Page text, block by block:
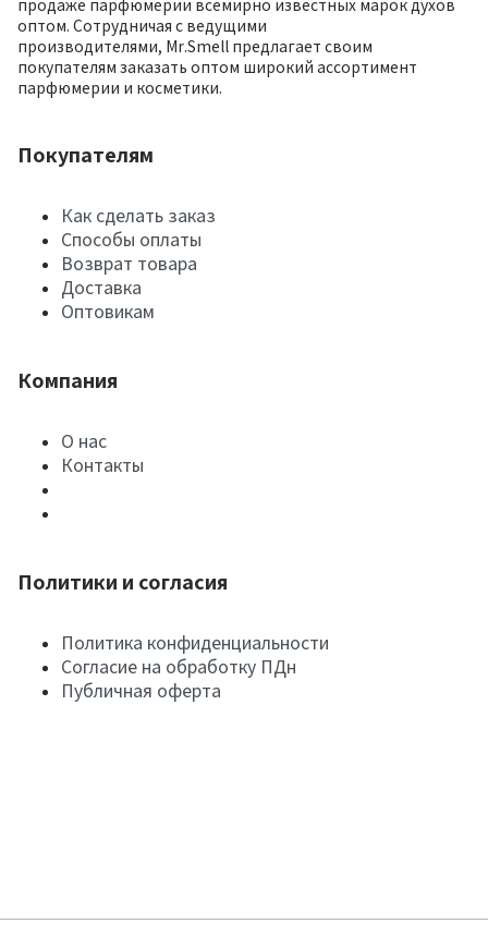
продаже парфюмерии всемирно известных марок духов
оптом. Сотрудничая с ведущими
производителями, Mr.Smell предлагает своим
покупателям заказать оптом широкий ассортимент
парфюмерии и косметики.
Покупателям
Как сделать заказ
Способы оплаты
Возврат товара
Доставка
Оптовикам
Компания
О нас
Контакты
Политики и согласия
Политика конфиденциальности
Согласие на обработку ПДн
Публичная оферта